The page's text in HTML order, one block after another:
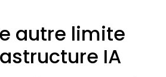
autre limite
IA